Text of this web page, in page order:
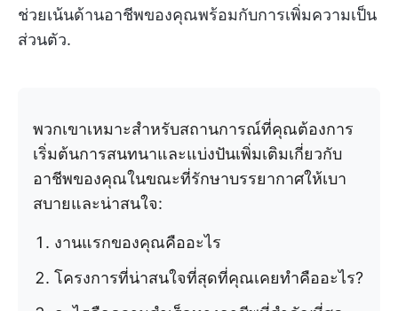
ช่วยเน้นด้านอาชีพของคุณพร้อมกับการเพิ่มความเป็น
ส่วนตัว.
พวกเขาเหมาะสำหรับสถานการณ์ที่คุณต้องการ
เริ่มต้นการสนทนาและแบ่งปันเพิ่มเติมเกี่ยวกับ
อาชีพของคุณในขณะที่รักษาบรรยากาศให้เบา
สบายและน่าสนใจ:
งานแรกของคุณคืออะไร
โครงการที่น่าสนใจที่สุดที่คุณเคยทำคืออะไร?